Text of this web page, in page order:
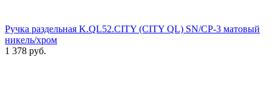
Ручка раздельная K.QL52.CITY (CITY QL) SN/CP-3 матовый
никель/хром
1 378 руб.